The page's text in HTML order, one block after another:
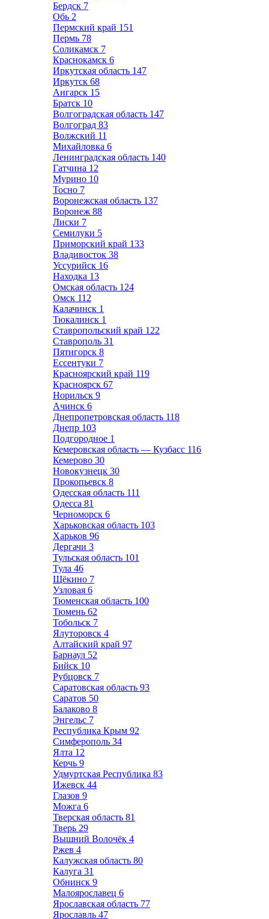
Бердск 7
Обь 2
Пермский край 151
Пермь 78
Соликамск 7
Краснокамск 6
Иркутская область 147
Иркутск 68
Ангарск 15
Братск 10
Волгоградская область 147
Волгоград 83
Волжский 11
Михайловка 6
Ленинградская область 140
Гатчина 12
Мурино 10
Тосно 7
Воронежская область 137
Воронеж 88
Лиски 7
Семилуки 5
Приморский край 133
Владивосток 38
Уссурийск 16
Находка 13
Омская область 124
Омск 112
Калачинск 1
Тюкалинск 1
Ставропольский край 122
Ставрополь 31
Пятигорск 8
Ессентуки 7
Красноярский край 119
Красноярск 67
Норильск 9
Ачинск 6
Днепропетровская область 118
Днепр 103
Подгородное 1
Кемеровская область — Кузбасс 116
Кемерово 30
Новокузнецк 30
Прокопьевск 8
Одесская область 111
Одесса 81
Черноморск 6
Харьковская область 103
Харьков 96
Дергачи 3
Тульская область 101
Тула 46
Щёкино 7
Узловая 6
Тюменская область 100
Тюмень 62
Тобольск 7
Ялуторовск 4
Алтайский край 97
Барнаул 52
Бийск 10
Рубцовск 7
Саратовская область 93
Саратов 50
Балаково 8
Энгельс 7
Республика Крым 92
Симферополь 34
Ялта 12
Керчь 9
Удмуртская Республика 83
Ижевск 44
Глазов 9
Можга 6
Тверская область 81
Тверь 29
Вышний Волочёк 4
Ржев 4
Калужская область 80
Калуга 31
Обнинск 9
Малоярославец 6
Ярославская область 77
Ярославль 47